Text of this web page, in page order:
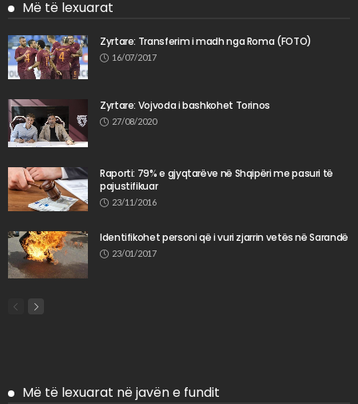
Më të lexuarat
Zyrtare: Transferim i madh nga Roma (FOTO)
16/07/2017
Zyrtare: Vojvoda i bashkohet Torinos
27/08/2020
Raporti: 79% e gjyqtarëve në Shqipëri me pasuri të
pajustifikuar
23/11/2016
Identifikohet personi që i vuri zjarrin vetës në Sarandë
23/01/2017
Më të lexuarat në javën e fundit